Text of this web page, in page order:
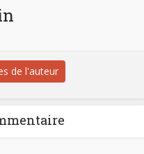
de l'auteur